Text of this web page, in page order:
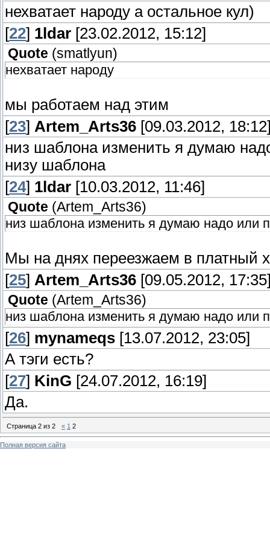
нехватает народу а остальное кул)
[22] 1ldar [23.02.2012, 15:12]
Quote (smatlyun)
нехватает народу
мы работаем над этим
[23] Artem_Arts36 [09.03.2012,
низ шаблона изменить я думаю
низу шаблона
[24] 1ldar [10.03.2012, 11:46]
Quote (Artem_Arts36)
низ шаблона изменить я думаю надо или
Мы на днях переезжаем в платный
[25] Artem_Arts36 [09.05.2012,
Quote (Artem_Arts36)
низ шаблона изменить я думаю надо или
[26] mynameqs [13.07.2012, 23:05]
А тэги есть?
[27] KinG [24.07.2012, 16:19]
Да.
Страница 2 из 2 « 1 2
Полная версия сайта